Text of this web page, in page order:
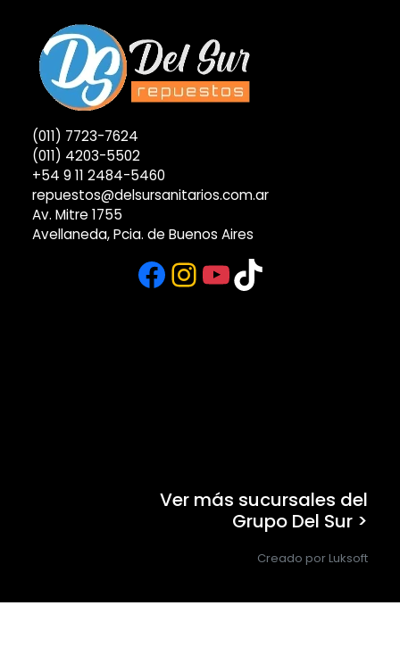
(011) 7723-7624
(011) 4203-5502
+54 9 11 2484-5460
repuestos@delsursanitarios.com.ar
Av. Mitre 1755
Avellaneda, Pcia. de Buenos Aires
Facebook
Instagram
YouTube
TikTok
Ver más sucursales del
Grupo Del Sur >
Creado por Luksoft